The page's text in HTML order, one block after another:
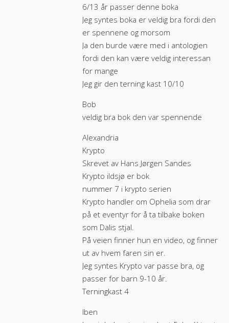
6/13 år passer denne boka
Jeg syntes boka er veldig bra fordi den
er spennene og morsom
Ja den burde være med i antologien
fordi den kan være veldig interessan
for mange
Jeg gir den terning kast 10/10
Bob
veldig bra bok den var spennende
Alexandria
Krypto
Skrevet av Hans Jørgen Sandes
Krypto ildsjø er bok
nummer 7 i krypto serien
Krypto handler om Ophelia som drar
på et eventyr for å ta tilbake boken
som Dalis stjal.
På veien finner hun en video, og finner
ut av hvem faren sin er.
Jeg syntes Krypto var passe bra, og
passer for barn 9-10 år.
Terningkast 4
Iben